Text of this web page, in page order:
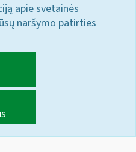
apie svetainės
naršymo patirties